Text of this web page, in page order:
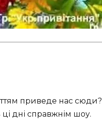
приведе нас сюди?
ці дні справжнім шоу.